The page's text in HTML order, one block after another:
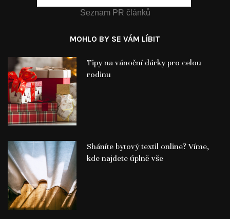
Seznam PR článků
MOHLO BY SE VÁM LÍBIT
Tipy na vánoční dárky pro celou
rodinu
Sháníte bytový textil online? Víme,
kde najdete úplně vše